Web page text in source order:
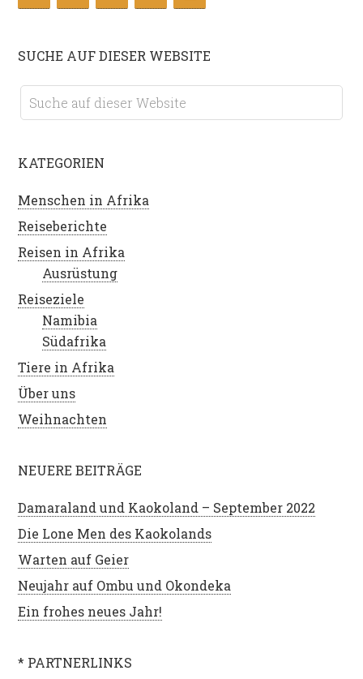
SUCHE AUF DIESER WEBSITE
KATEGORIEN
Menschen in Afrika
Reiseberichte
Reisen in Afrika
Ausrüstung
Reiseziele
Namibia
Südafrika
Tiere in Afrika
Über uns
Weihnachten
NEUERE BEITRÄGE
Damaraland und Kaokoland – September 2022
Die Lone Men des Kaokolands
Warten auf Geier
Neujahr auf Ombu und Okondeka
Ein frohes neues Jahr!
* PARTNERLINKS